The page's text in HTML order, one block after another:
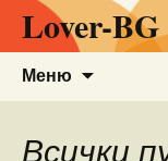
Lover-BG
Меню
Всички